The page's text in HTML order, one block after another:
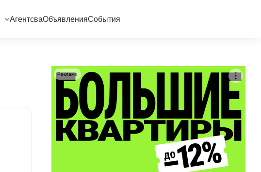
АгентсваОбъявленияСобытия
Реклама